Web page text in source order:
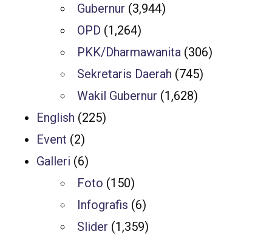
Gubernur (3,944)
OPD (1,264)
PKK/Dharmawanita (306)
Sekretaris Daerah (745)
Wakil Gubernur (1,628)
English (225)
Event (2)
Galleri (6)
Foto (150)
Infografis (6)
Slider (1,359)